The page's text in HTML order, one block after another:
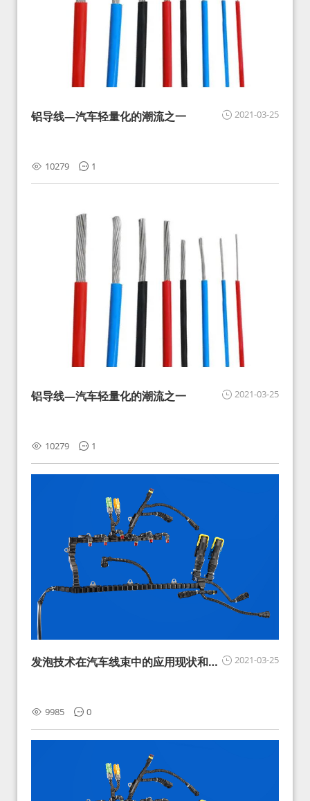
2021-03-25
铝导线—汽车轻量化的潮流之一
10279 1
2021-03-25
铝导线—汽车轻量化的潮流之一
10279 1
2021-03-25
发泡技术在汽车线束中的应用现状和展
9985 0